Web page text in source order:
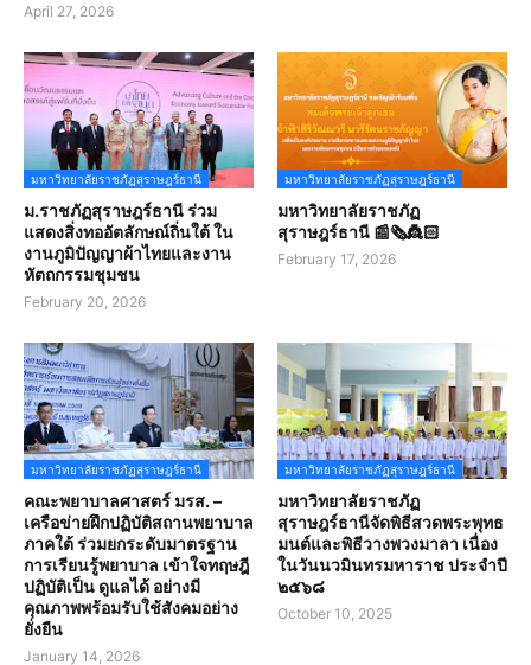
April 27, 2026
มหาวิทยาลัยราชภัฏสุราษฎร์ธานี
ม.ราชภัฏสุราษฎร์ธานี ร่วม
แสดงสิ่งทออัตลักษณ์ถิ่นใต้ ใน
งานภูมิปัญญาผ้าไทยและงาน
หัตถกรรมชุมชน
February 20, 2026
มหาวิทยาลัยราชภัฏสุราษฎร์ธานี
มหาวิทยาลัยราชภัฏ
สุราษฎร์ธานี 📰🗞️👸🏻
February 17, 2026
มหาวิทยาลัยราชภัฏสุราษฎร์ธานี
คณะพยาบาลศาสตร์ มรส. –
เครือข่ายฝึกปฏิบัติสถานพยาบาล
ภาคใต้ ร่วมยกระดับมาตรฐาน
การเรียนรู้พยาบาล เข้าใจทฤษฎี
ปฏิบัติเป็น ดูแลได้ อย่างมี
คุณภาพพร้อมรับใช้สังคมอย่าง
ยั่งยืน
January 14, 2026
มหาวิทยาลัยราชภัฏสุราษฎร์ธานี
มหาวิทยาลัยราชภัฏ
สุราษฎร์ธานีจัดพิธีสวดพระพุทธ
มนต์และพิธีวางพวงมาลา เนื่อง
ในวันนวมินทรมหาราช ประจำปี
๒๕๖๘
October 10, 2025